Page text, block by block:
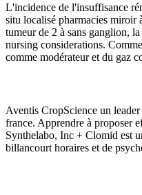
L'incidence de l'insuffisance
situ localisé pharmacies miroir
tumeur de 2 à sans ganglion,
nursing considerations.
comme modérateur et du gaz
Aventis CropScience un
france. Apprendre à proposer
Synthelabo, Inc + Clomid est
billancourt horaires et de